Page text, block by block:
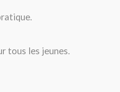
tous les jeunes.